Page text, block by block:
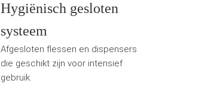
Hygiënisch gesloten
systeem
Afgesloten flessen en dispensers
die geschikt zijn voor intensief
gebruik.